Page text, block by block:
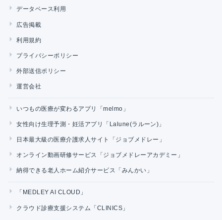
データベース利用
広告掲載
利用規約
プライバシーポリシー
外部送信ポリシー
運営会社
いつもの医療が変わるアプリ「melmo」
女性向け生理予測・妊活アプリ「Lalune(ラルーン)」
日本最大級の医療介護求人サイト「ジョブメドレー」
オンライン動画研修サービス「ジョブメドレーアカデミー」
納得できる老人ホーム紹介サービス「みんかい」
「MEDLEY AI CLOUD」
クラウド診療支援システム「CLINICS」